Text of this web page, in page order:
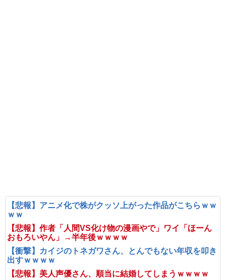
【悲報】アニメ化で株がクッソ上がった作品がこちらｗｗ
ｗｗ
【悲報】作者「人間VS化け物の漫画やで」ワイ「ほーん
おもろいやん」→半年後ｗｗｗｗ
【衝撃】カイジのトネガワさん、とんでもない年収を叩き
出すｗｗｗｗ
【悲報】美人声優さん、順当に結婚してしまうｗｗｗｗ